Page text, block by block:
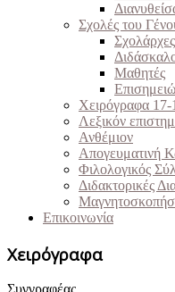
Σχολές του
Σχολάρχες
Μαθητές
Χειρόγραφα
Λεξικόν
Ανθέμιον
Απογευματινή
Φιλολογικός
Διδακτορικές
Επικοινωνία
Χειρόγραφα